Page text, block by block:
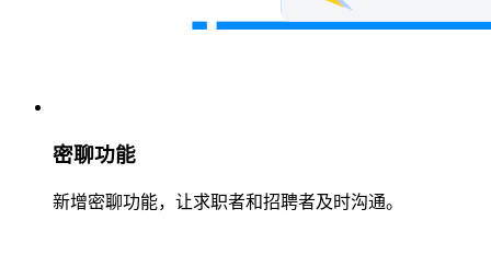
密聊功能
新增密聊功能，让求职者和招聘者及时沟通。